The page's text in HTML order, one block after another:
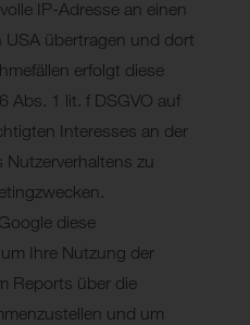
IP-Adresse an einen
USA übertragen und dort
erfolgt diese
Abs. 1 lit. f DSGVO auf
Interesses an der
zu
diese
Ihre Nutzung der
Reports über die
und um